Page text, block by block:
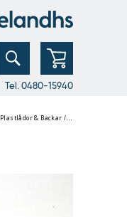
Tel. 0480-15940
Plastlådor & Backar /